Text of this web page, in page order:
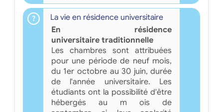
La vie en résidence universitaire
En résidence
universitaire traditionnelle
Les chambres sont attribuées
pour une période de neuf mois,
du 1er octobre au 30 juin, durée
de l'année universitaire. Les
étudiants ont la possibilité d'être
hébergés au m ois de